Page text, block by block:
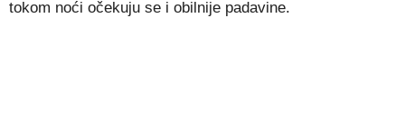
tokom noći očekuju se i obilnije padavine.